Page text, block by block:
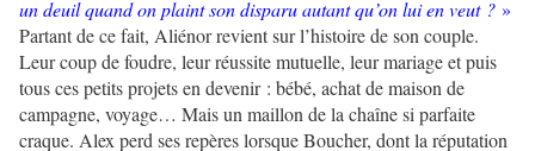
un deuil quand on plaint son disparu autant qu’on lui en veut ? »
Partant de ce fait, Aliénor revient sur l’histoire de son couple.
Leur coup de foudre, leur réussite mutuelle, leur mariage et puis
tous ces petits projets en devenir : bébé, achat de maison de
campagne, voyage… Mais un maillon de la chaîne si parfaite
craque. Alex perd ses repères lorsque Boucher, dont la réputation